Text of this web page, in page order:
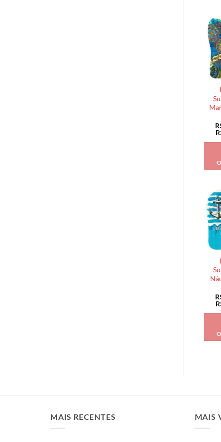
MAIS RECENTES MAIS